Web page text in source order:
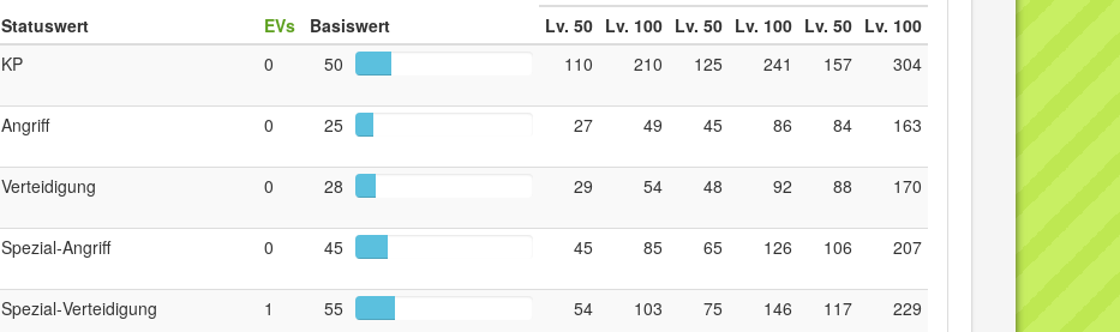
Statuswert EVs Basiswert
Lv. 50 Lv. 100 Lv. 50 Lv. 100 Lv. 50 Lv. 100
KP
0 50 110 210 125 241 157 304
Angriff 0 25 27 49 45 86 84 163
Verteidigung 0 28 29 54 48 92 88 170
Spezial‑Angriff 0 45 45 85 65 126 106 207
Spezial‑Verteidigung 1 55 54 103 75 146 117 229